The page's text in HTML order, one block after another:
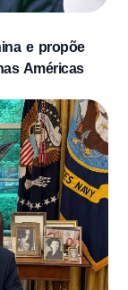
e propõe
Américas